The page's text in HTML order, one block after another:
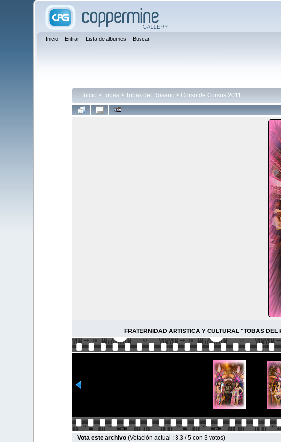
Inicio Entrar Lista de álbumes Buscar
Inicio > Tobas > Tobas del Rosario > Corso de Corsos 2011
FRATERNIDAD ARTISTICA Y CULTURAL "TOBAS DEL
Vota este archivo (Votación actual : 3.3 / 5 con 3 votos)